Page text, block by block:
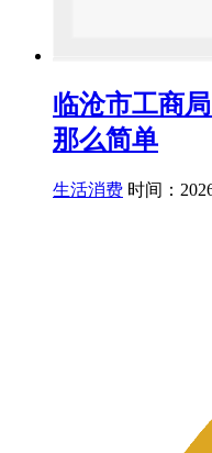
临沧市工商
那么简单
生活消费 时间：